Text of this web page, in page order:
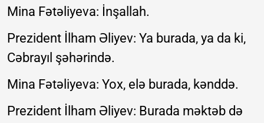
Mina Fətəliyeva: İnşallah.
Prezident İlham Əliyev: Ya burada, ya da ki,
Cəbrayıl şəhərində.
Mina Fətəliyeva: Yox, elə burada, kənddə.
Prezident İlham Əliyev: Burada məktəb də